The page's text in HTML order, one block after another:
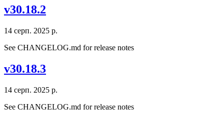
v30.18.2
14 серп. 2025 р.
See CHANGELOG.md for release notes
v30.18.3
14 серп. 2025 р.
See CHANGELOG.md for release notes